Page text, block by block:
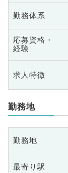
勤務体系
応募資格・
経験
求人特徴
勤務地
勤務地
最寄り駅